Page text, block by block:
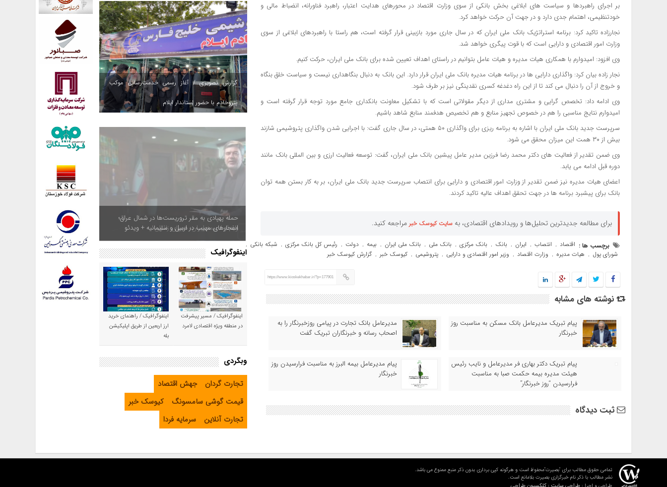
بر اجرای راهبردها و سیاست های ابلاغی بخش بانکی از سوی وزارت اقتصاد در محورهای هدایت اعتبار، راهبرد فناورانه، انضباط مالی و
خودتنظیمی، اهتمام جدی دارد و در جهت آن حرکت خواهد کرد.
نجارزاده تاکید کرد: برنامه استراتژیک بانک ملی ایران که در سال جاری مورد بازبینی قرار گرفته است، هم راستا با راهبردهای ابلاغی از سوی
وزارت امور اقتصادی و دارایی است که با قوت پیگری خواهد شد.
وی افزود: امیدوارم با همکاری هیات مدیره و هیات عامل بتوانیم در راستای اهداف تعیین شده برای بانک ملی ایران، حرکت کنیم.
نجار زاده بیان کرد: واگذاری دارایی ها در برنامه هیات مدیره بانک ملی ایران قرار دارد. این بانک به دنبال بنگاهداری نیست و سیاست خلق بنگاه
و خروج از آن را دنبال می کند تا از این راه دغدغه کسری نقدینگی نیز بر طرف شود.
وی ادامه داد: تخصص گرایی و مشتری مداری از دیگر مقولاتی است که با تشکیل معاونت بانکداری جامع مورد توجه قرار گرفته است و
امیدوارم نتایج مناسبی را هم در خصوص تجهیز منابع و هم تخصیص هدفمند منابع شاهد باشیم.
سرپرست جدید بانک ملی ایران با اشاره به برنامه ریزی برای واگذاری ۵۰ همتی، در سال جاری گفت: با اجرایی شدن واگذاری پتروشیمی شازند
بیش از ۳۰ همت این میزان محقق می شود.
وی ضمن تقدیر از فعالیت های دکتر محمد رضا فرزین مدیر عامل پیشین بانک ملی ایران، گفت: توسعه فعالیت ارزی و بین المللی بانک مانند
دوره قبل ادامه می یابد.
اعضای هیات مدیره نیز ضمن تقدیر از وزارت امور اقتصادی و دارایی برای انتصاب سرپرست جدید بانک ملی ایران، بر به کار بستن همه توان
بانک برای پیشبرد برنامه ها در جهت تحقق اهداف عالیه تاکید کردند.
برای مطالعه جدیدترین تحلیل‌ها و رویدادهای اقتصادی، به سایت کیوسک خبر مراجعه کنید.
برچسب ها : اقتصاد , انتصاب , ایران , بانک , بانک مرکزی , بانک ملی , بانک ملی ایران , بیمه , دولت , رئیس کل بانک مرکزی , شبکه بانکی ,
شورای پول , هیات مدیره , وزارت اقتصاد , وزیر امور اقتصادی و دارایی , پتروشیمی , کیوسک خبر , گزارش کیوسک خبر
https://www.kioskekhabar.ir/?p=177901
نوشته های مشابه
پیام تبریک مدیرعامل بانک مسکن به مناسبت روز
خبرنگار
مدیرعامل بانک تجارت در پیامی روزخبرنگار را به
اصحاب رسانه و خبرنگاران تبریک گفت
پیام تبریک دکتر بهاری فر مدیرعامل و نایب رئیس
هیئت مدیره بیمه حکمت صبا به مناسبت
فرارسیدن “روز خبرنگار”
پیام مدیرعامل بیمه البرز به مناسبت فرارسیدن روز
خبرنگار
ثبت دیدگاه
گزارش تصویری / آغاز رسمی خدمت‌رسانی موکب
پتروخادم با حضور استاندار ایلام
حمله پهپادی به مقر تروریست‌ها در شمال عراق؛
انفجارهای مهیب در اربیل و سلیمانیه + ویدئو
اینفوگرافیک
اینفوگرافیک / مسیر پیشرفت
در منطقه ویژه اقتصادی لامرد
اینفوگرافیک / راهنمای خرید
ارز اربعین از طریق اپلیکیشن
بله
وبگردی
تجارت گردان
جهش اقتصاد
قیمت گوشی سامسونگ
کیوسک خبر
تجارت آنلاین
سرمایه فردا
تمامی حقوق مطالب برای "بصیرت"محفوظ است و هرگونه کپی برداری بدون ذکر منبع ممنوع می باشد.
نشر مطالب با ذکر نام خبرگزاری بصیرت بلامانع است.